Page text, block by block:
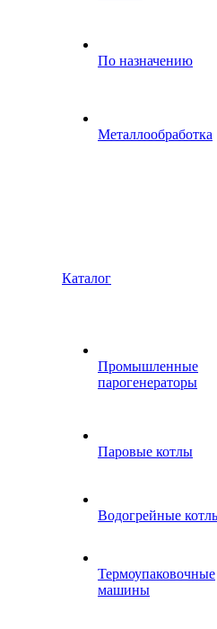
По назначению
Металлообработка
Каталог
Промышленные
парогенераторы
Паровые котлы
Водогрейные
Термоупаковочные
машины